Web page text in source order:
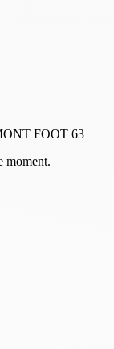
FOOT 63
moment.